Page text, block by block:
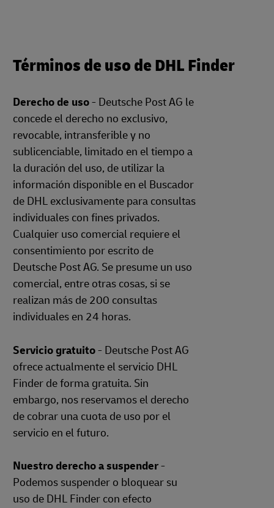
Términos de uso de DHL Finder
Derecho de uso- Deutsche Post AG le
concede el derecho no exclusivo,
revocable, intransferible y no
sublicenciable, limitado en el tiempo a
la duración del uso, de utilizar la
información disponible en el Buscador
de DHL exclusivamente para consultas
individuales con fines privados.
Cualquier uso comercial requiere el
consentimiento por escrito de
Deutsche Post AG. Se presume un uso
comercial, entre otras cosas, si se
realizan más de 200 consultas
individuales en 24 horas.
Servicio gratuito- Deutsche Post AG
ofrece actualmente el servicio DHL
Finder de forma gratuita. Sin
embargo, nos reservamos el derecho
de cobrar una cuota de uso por el
servicio en el futuro.
Nuestro derecho a suspender-
Podemos suspender o bloquear su
uso de DHL Finder con efecto